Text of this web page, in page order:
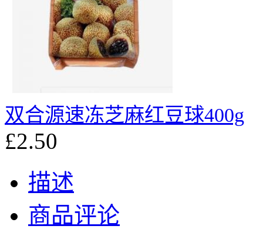
双合源速冻芝麻红豆球400g
£2.50
描述
商品评论